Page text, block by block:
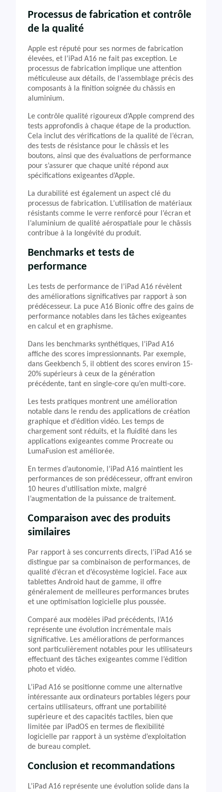
Processus de fabrication et contrôle
de la qualité
Apple est réputé pour ses normes de fabrication
élevées, et l’iPad A16 ne fait pas exception. Le
processus de fabrication implique une attention
méticuleuse aux détails, de l’assemblage précis des
composants à la finition soignée du châssis en
aluminium.
Le contrôle qualité rigoureux d’Apple comprend des
tests approfondis à chaque étape de la production.
Cela inclut des vérifications de la qualité de l’écran,
des tests de résistance pour le châssis et les
boutons, ainsi que des évaluations de performance
pour s’assurer que chaque unité répond aux
spécifications exigeantes d’Apple.
La durabilité est également un aspect clé du
processus de fabrication. L’utilisation de matériaux
résistants comme le verre renforcé pour l’écran et
l’aluminium de qualité aérospatiale pour le châssis
contribue à la longévité du produit.
Benchmarks et tests de
performance
Les tests de performance de l’iPad A16 révèlent
des améliorations significatives par rapport à son
prédécesseur. La puce A16 Bionic offre des gains de
performance notables dans les tâches exigeantes
en calcul et en graphisme.
Dans les benchmarks synthétiques, l’iPad A16
affiche des scores impressionnants. Par exemple,
dans Geekbench 5, il obtient des scores environ 15-
20% supérieurs à ceux de la génération
précédente, tant en single-core qu’en multi-core.
Les tests pratiques montrent une amélioration
notable dans le rendu des applications de création
graphique et d’édition vidéo. Les temps de
chargement sont réduits, et la fluidité dans les
applications exigeantes comme Procreate ou
LumaFusion est améliorée.
En termes d’autonomie, l’iPad A16 maintient les
performances de son prédécesseur, offrant environ
10 heures d’utilisation mixte, malgré
l’augmentation de la puissance de traitement.
Comparaison avec des produits
similaires
Par rapport à ses concurrents directs, l’iPad A16 se
distingue par sa combinaison de performances, de
qualité d’écran et d’écosystème logiciel. Face aux
tablettes Android haut de gamme, il offre
généralement de meilleures performances brutes
et une optimisation logicielle plus poussée.
Comparé aux modèles iPad précédents, l’A16
représente une évolution incrémentale mais
significative. Les améliorations de performances
sont particulièrement notables pour les utilisateurs
effectuant des tâches exigeantes comme l’édition
photo et vidéo.
L’iPad A16 se positionne comme une alternative
intéressante aux ordinateurs portables légers pour
certains utilisateurs, offrant une portabilité
supérieure et des capacités tactiles, bien que
limitée par iPadOS en termes de flexibilité
logicielle par rapport à un système d’exploitation
de bureau complet.
Conclusion et recommandations
L’iPad A16 représente une évolution solide dans la